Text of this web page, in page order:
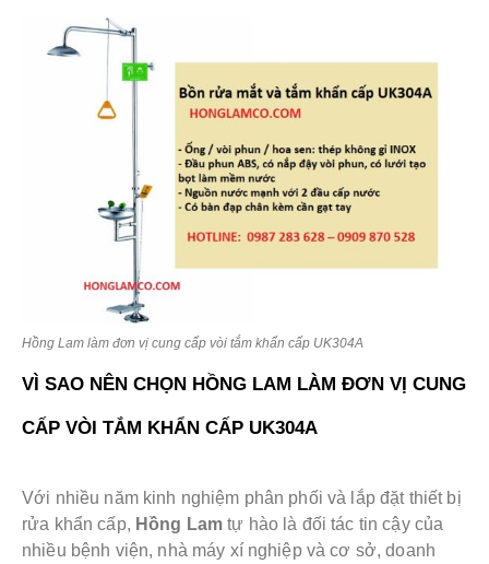
Hồng Lam làm đơn vị cung cấp vòi tắm khẩn cấp UK304A
VÌ SAO NÊN CHỌN HỒNG LAM LÀM ĐƠN VỊ CUNG
CẤP VÒI TẮM KHẨN CẤP UK304A
Với nhiều năm kinh nghiệm phân phối và lắp đặt thiết bị
rửa khẩn cấp, Hồng Lam tự hào là đối tác tin cậy của
nhiều bệnh viện, nhà máy xí nghiệp và cơ sở, doanh